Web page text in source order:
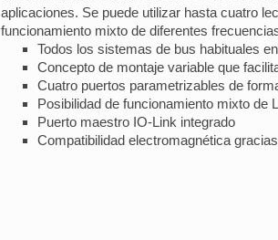
aplicaciones. Se puede utilizar hasta cuatro
funcionamiento mixto de diferentes
Todos los sistemas de bus habituales
Concepto de montaje variable que
Cuatro puertos parametrizables de
Posibilidad de funcionamiento mixto de
Puerto maestro IO-Link integrado
Compatibilidad electromagnética